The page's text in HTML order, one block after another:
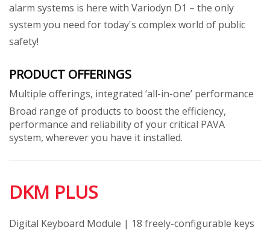
alarm systems is here with Variodyn D1 – the only
system you need for today's complex world of public
safety!
PRODUCT OFFERINGS
Multiple offerings, integrated ‘all-in-one’ performance
Broad range of products to boost the efficiency,
performance and reliability of your critical PAVA
system, wherever you have it installed.
DKM PLUS
Digital Keyboard Module | 18 freely-configurable keys